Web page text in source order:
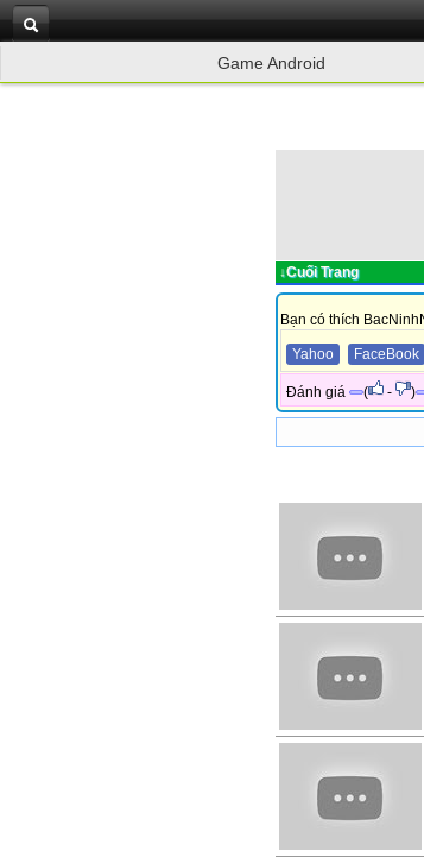
Game Android
↓Cuối Trang
Bạn có thích
Yahoo FaceBook
Đánh giá ( - )